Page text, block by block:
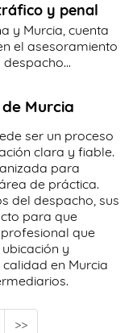
y penal
y Murcia, cuenta
el asesoramiento
Murcia
ser un proceso
clara y fiable.
para
de práctica.
del despacho, sus
para que
que
y
en Murcia
>>